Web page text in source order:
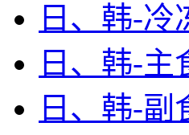
日、韩-冷
日、韩-主
日、韩-副